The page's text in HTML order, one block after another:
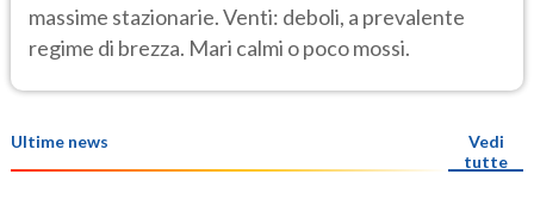
massime stazionarie. Venti: deboli, a prevalente
regime di brezza. Mari calmi o poco mossi.
Ultime news
Vedi
tutte